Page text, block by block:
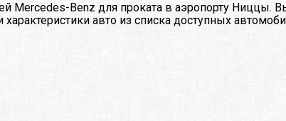
Mercedes-Benz для проката в аэропорту Ниццы.
авто из списка доступных